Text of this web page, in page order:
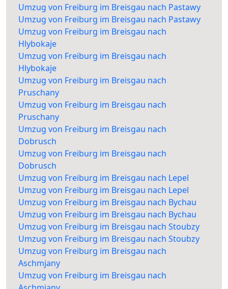
Umzug von Freiburg im Breisgau nach Pastawy
Umzug von Freiburg im Breisgau nach Pastawy
Umzug von Freiburg im Breisgau nach
Hlybokaje
Umzug von Freiburg im Breisgau nach
Hlybokaje
Umzug von Freiburg im Breisgau nach
Pruschany
Umzug von Freiburg im Breisgau nach
Pruschany
Umzug von Freiburg im Breisgau nach
Dobrusch
Umzug von Freiburg im Breisgau nach
Dobrusch
Umzug von Freiburg im Breisgau nach Lepel
Umzug von Freiburg im Breisgau nach Lepel
Umzug von Freiburg im Breisgau nach Bychau
Umzug von Freiburg im Breisgau nach Bychau
Umzug von Freiburg im Breisgau nach Stoubzy
Umzug von Freiburg im Breisgau nach Stoubzy
Umzug von Freiburg im Breisgau nach
Aschmjany
Umzug von Freiburg im Breisgau nach